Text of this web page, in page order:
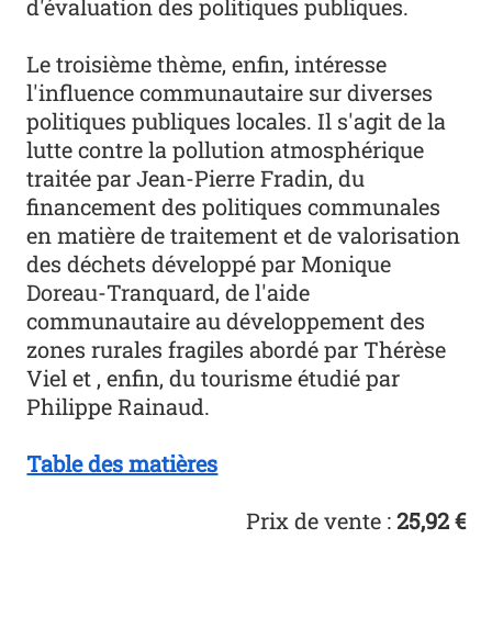
d'évaluation des politiques publiques.
Le troisième thème, enfin, intéresse
l'influence communautaire sur diverses
politiques publiques locales. Il s'agit de la
lutte contre la pollution atmosphérique
traitée par Jean-Pierre Fradin, du
financement des politiques communales
en matière de traitement et de valorisation
des déchets développé par Monique
Doreau-Tranquard, de l'aide
communautaire au développement des
zones rurales fragiles abordé par Thérèse
Viel et , enfin, du tourisme étudié par
Philippe Rainaud.
Table des matières
Prix de vente :25,92 €